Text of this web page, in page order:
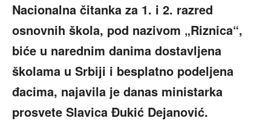
Nacionalna čitanka za 1. i 2. razred
osnovnih škola, pod nazivom „Riznica“,
biće u narednim danima dostavljena
školama u Srbiji i besplatno podeljena
đacima, najavila je danas ministarka
prosvete Slavica Đukić Dejanović.